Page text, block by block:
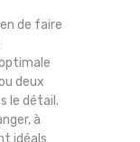
de faire
deux
le détail.
à
idéals